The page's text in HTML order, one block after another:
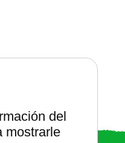
del
mostrarle